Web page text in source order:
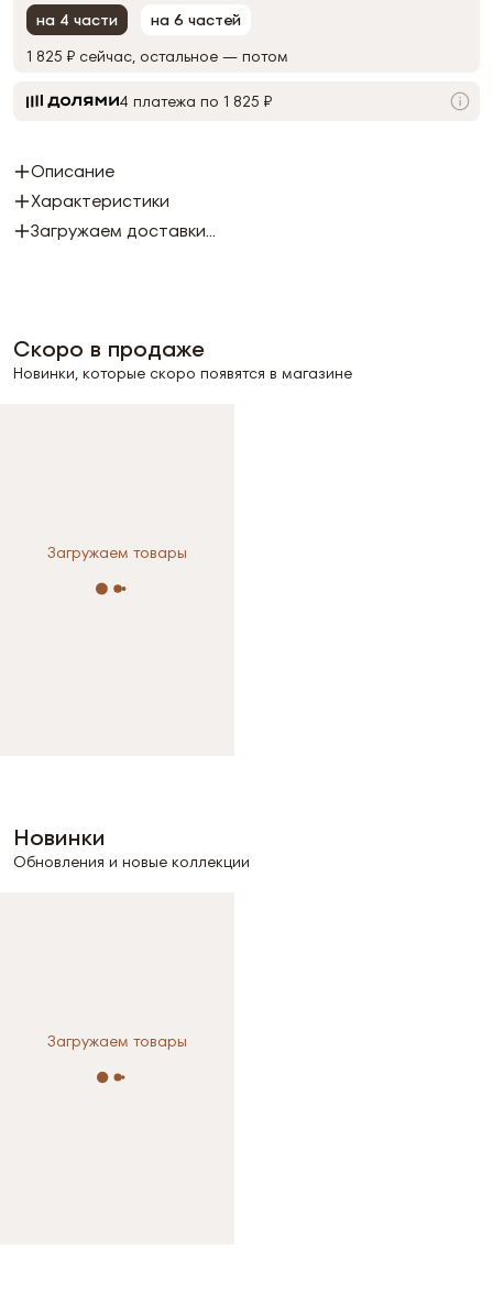
на 4 части
на 6 частей
1 825 ₽ сейчас, остальное — потом
4 платежа по 1 825 ₽
Описание
Характеристики
Загружаем доставки...
Скоро в продаже
Новинки, которые скоро появятся в магазине
Загружаем товары
Новинки
Обновления и новые коллекции
Загружаем товары